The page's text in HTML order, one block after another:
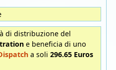
e beneficia di uno
a soli 296.65 Euros